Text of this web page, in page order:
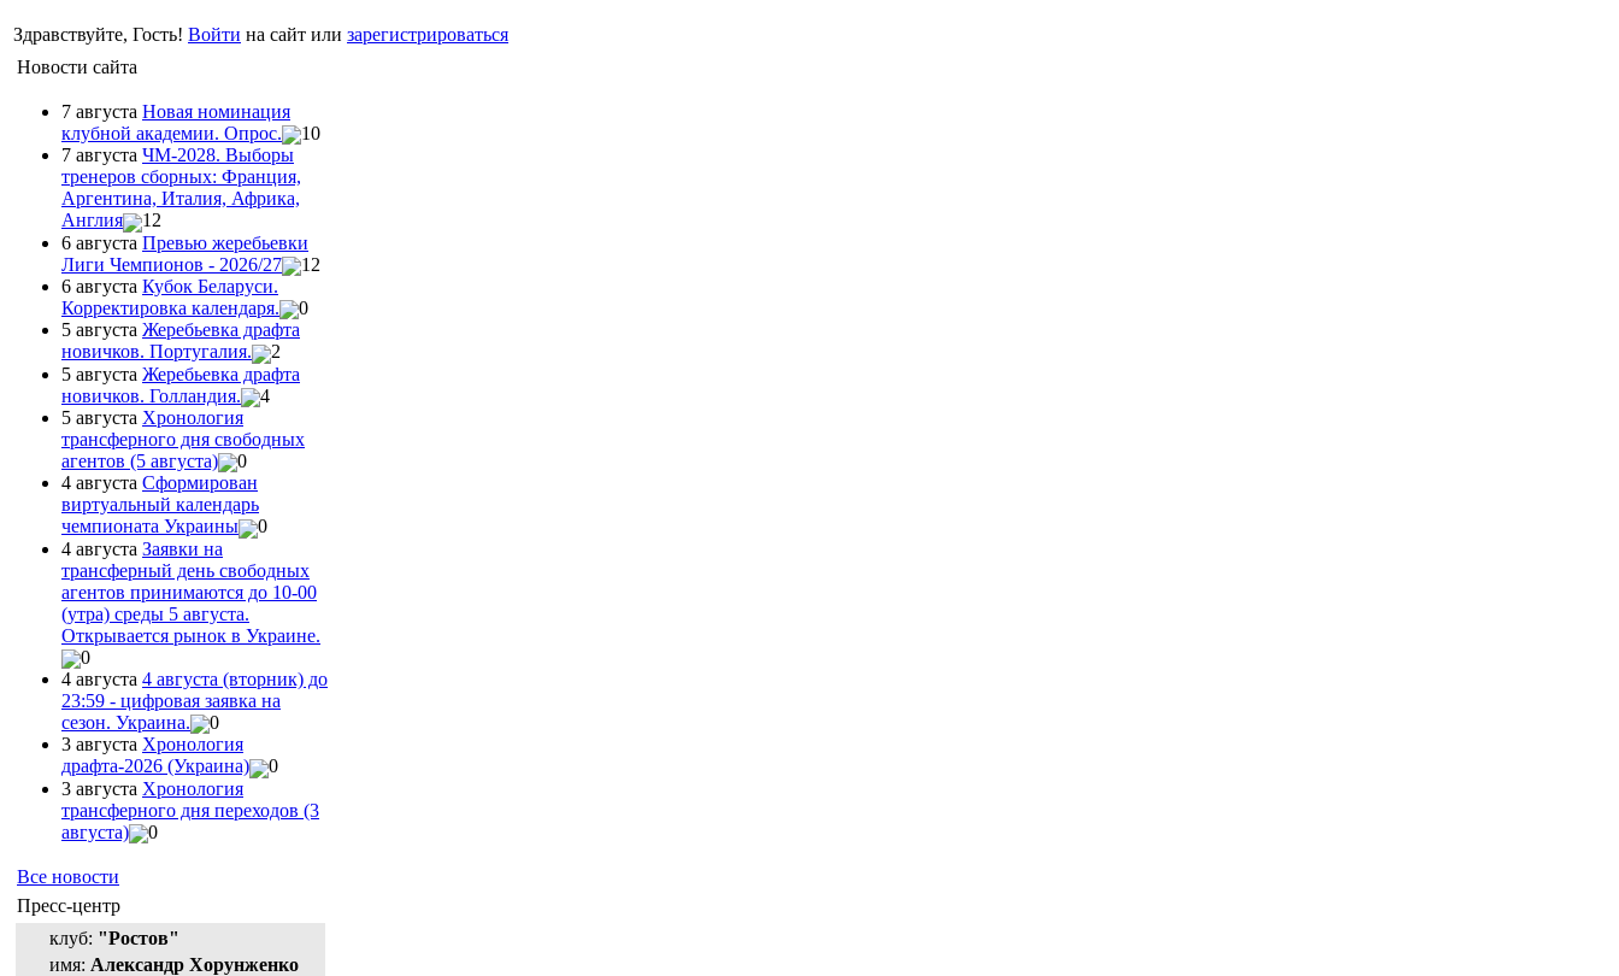
Здравствуйте, Гость! Войти на сайт или зарегистрироваться
Новости сайта
7 августа Новая номинация
клубной академии. Опрос.
10
7 августа ЧМ-2028. Выборы
тренеров сборных: Франция,
Аргентина, Италия, Африка,
Англия
12
6 августа Превью жеребьевки
Лиги Чемпионов - 2026/27
12
6 августа Кубок Беларуси.
Корректировка календаря.
0
5 августа Жеребьевка драфта
новичков. Португалия.
2
5 августа Жеребьевка драфта
новичков. Голландия.
4
5 августа Хронология
трансферного дня свободных
агентов (5 августа)
0
4 августа Сформирован
виртуальный календарь
чемпионата Украины
0
4 августа Заявки на
трансферный день свободных
агентов принимаются до 10-00
(утра) среды 5 августа.
Открывается рынок в Украине.
0
4 августа 4 августа (вторник) до
23:59 - цифровая заявка на
сезон. Украина.
0
3 августа Хронология
драфта-2026 (Украина)
0
3 августа Хронология
трансферного дня переходов (3
августа)
0
Все новости
Пресс-центр
клуб: "Ростов"
имя: Александр Хорунженко